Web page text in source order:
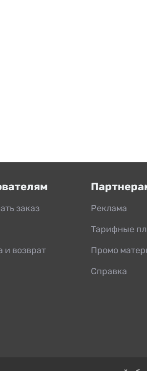
заказ
и возврат
Реклама
Тарифные
Промо
Справка